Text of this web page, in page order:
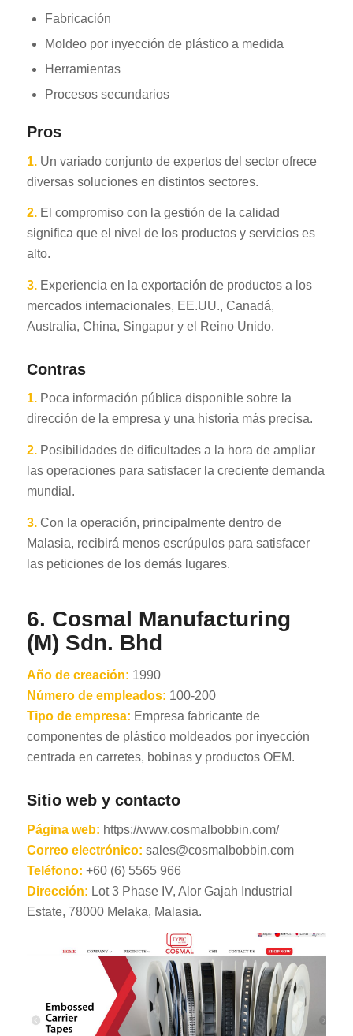
Fabricación
Moldeo por inyección de plástico a medida
Herramientas
Procesos secundarios
Pros
1.Un variado conjunto de expertos del sector ofrece
diversas soluciones en distintos sectores.
2.El compromiso con la gestión de la calidad
significa que el nivel de los productos y servicios es
alto.
3.Experiencia en la exportación de productos a los
mercados internacionales, EE.UU., Canadá,
Australia, China, Singapur y el Reino Unido.
Contras
1.Poca información pública disponible sobre la
dirección de la empresa y una historia más precisa.
2.Posibilidades de dificultades a la hora de ampliar
las operaciones para satisfacer la creciente demanda
mundial.
3.Con la operación, principalmente dentro de
Malasia, recibirá menos escrúpulos para satisfacer
las peticiones de los demás lugares.
6. Cosmal Manufacturing
(M) Sdn. Bhd
Año de creación: 1990
Número de empleados: 100-200
Tipo de empresa: Empresa fabricante de
componentes de plástico moldeados por inyección
centrada en carretes, bobinas y productos OEM.
Sitio web y contacto
Página web: https://www.cosmalbobbin.com/
Correo electrónico: sales@cosmalbobbin.com
Teléfono: +60 (6) 5565 966
Dirección: Lot 3 Phase IV, Alor Gajah Industrial
Estate, 78000 Melaka, Malasia.